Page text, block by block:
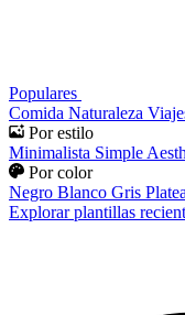
Populares
Comida Naturaleza
Por estilo
Minimalista Simple
Por color
Negro Blanco Gris
Explorar plantillas